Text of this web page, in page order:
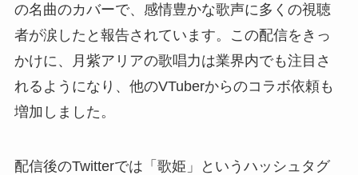
の名曲のカバーで、感情豊かな歌声に多くの視聴
者が涙したと報告されています。この配信をきっ
かけに、月紫アリアの歌唱力は業界内でも注目さ
れるようになり、他のVTuberからのコラボ依頼も
増加しました。
配信後のTwitterでは「歌姫」というハッシュタグ